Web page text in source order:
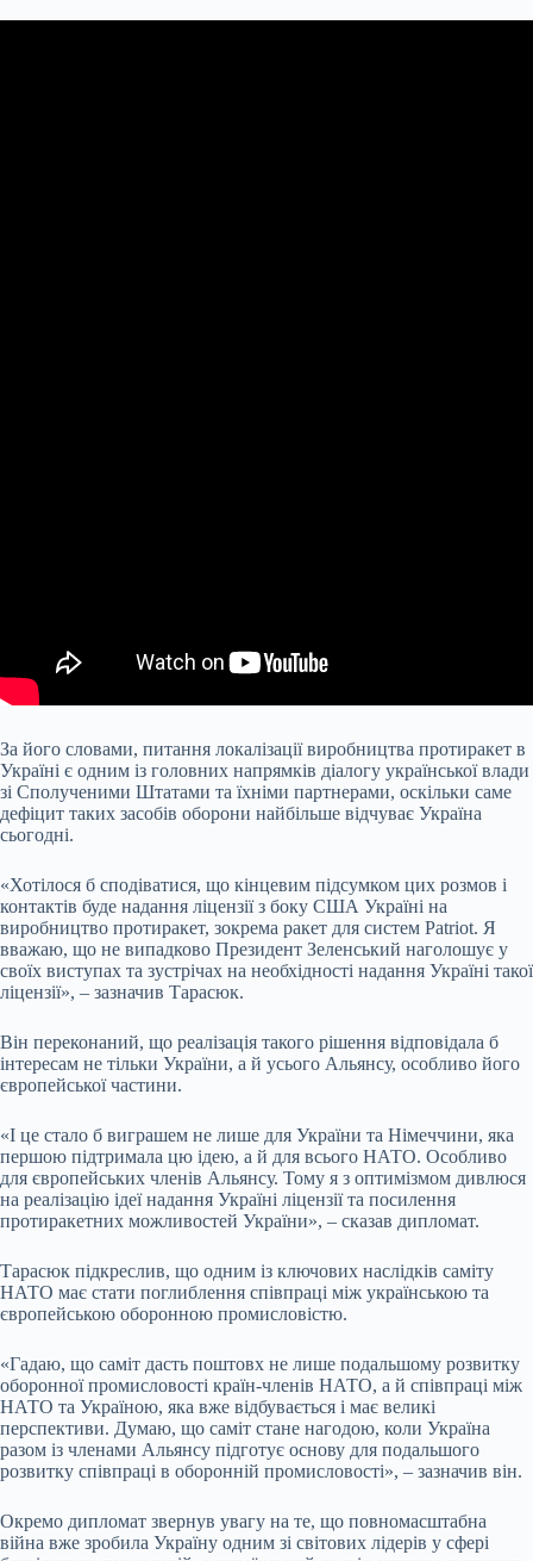
За його словами, питання локалізації виробництва протиракет в
Україні є одним із головних напрямків діалогу української влади
зі Сполученими Штатами та їхніми партнерами, оскільки саме
дефіцит таких засобів оборони найбільше відчуває Україна
сьогодні.
«Хотілося б сподіватися, що кінцевим підсумком цих розмов і
контактів буде надання ліцензії з боку США Україні на
виробництво протиракет, зокрема ракет для систем Patriot. Я
вважаю, що не випадково Президент Зеленський наголошує у
своїх виступах та зустрічах на необхідності надання Україні такої
ліцензії», – зазначив Тарасюк.
Він переконаний, що реалізація такого рішення відповідала б
інтересам не тільки України, а й усього Альянсу, особливо його
європейської частини.
«І це стало б виграшем не лише для України та Німеччини, яка
першою підтримала цю ідею, а й для всього НАТО. Особливо
для європейських членів Альянсу. Тому я з оптимізмом дивлюся
на реалізацію ідеї надання Україні ліцензії та посилення
протиракетних можливостей України», – сказав дипломат.
Тарасюк підкреслив, що одним із ключових наслідків саміту
НАТО має стати поглиблення співпраці між українською та
європейською оборонною промисловістю.
«Гадаю, що саміт дасть поштовх не лише подальшому розвитку
оборонної промисловості країн-членів НАТО, а й співпраці між
НАТО та Україною, яка вже відбувається і має великі
перспективи. Думаю, що саміт стане нагодою, коли Україна
разом із членами Альянсу підготує основу для подальшого
розвитку співпраці в оборонній промисловості», – зазначив він.
Окремо дипломат звернув увагу на те, що повномасштабна
війна вже зробила Україну одним зі світових лідерів у сфері